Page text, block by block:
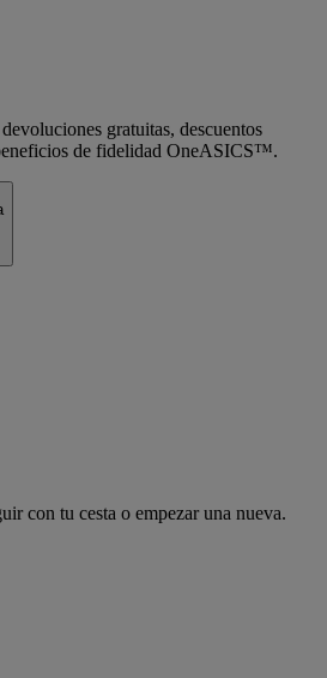
gratuitas, descuentos
de fidelidad OneASICS™.
con tu cesta o empezar una nueva.